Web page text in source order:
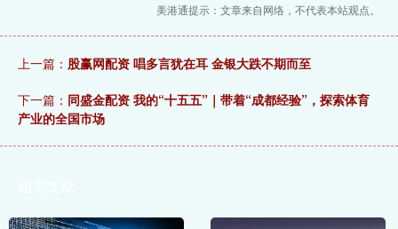
美港通提示：文章来自网络，不代表本站观点。
上一篇： 股赢网配资 唱多言犹在耳 金银大跌不期而至
下一篇： 同盛金配资 我的“十五五”｜带着“成都经验”，探索体育
产业的全国市场